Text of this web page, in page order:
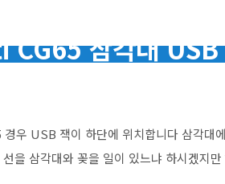
CG65 삼각대 USB
경우 USB 잭이 하단에 위치합니다 삼각대
을 삼각대와 꽂을 일이 있느냐 하시겠지